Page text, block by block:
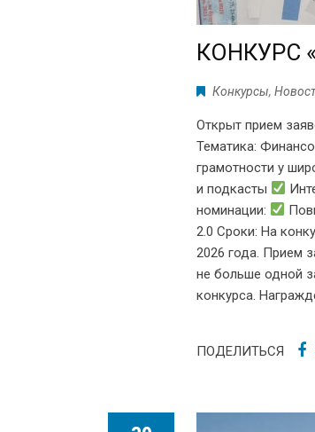
КОНКУРС
Конкурсы,
Открыт прием
Тематика:
грамотности у
и подкасты
номинации:
2.0 Сроки: На
2026 года. Прием
не больше одной
конкурса.
ПОДЕЛИТЬСЯ